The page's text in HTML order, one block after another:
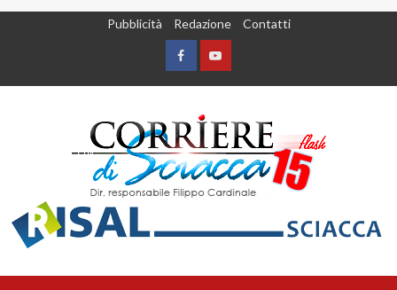
Pubblicità Redazione Contatti
FacebookYountube